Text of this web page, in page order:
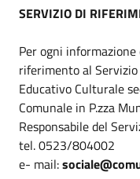
SERVIZIO DI
Per ogni
riferimento al Servizio
Educativo Culturale
Comunale in P.zza
Responsabile del
tel. 0523/804002
e- mail: